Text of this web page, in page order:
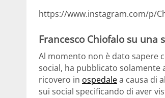
https://www.instagram.com/p/
Francesco Chiofalo su una
Al momento non è dato sapere
social, ha pubblicato
ricovero in ospedalea causa di
sui social specificando di aver